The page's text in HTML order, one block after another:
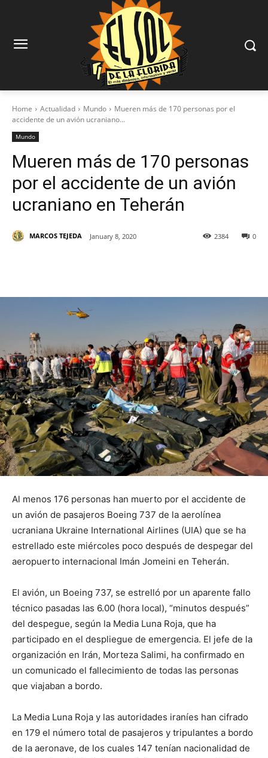
Home Actualidad Mundo
Mueren más de 170 personas por el
accidente de un avión ucraniano...
Mundo
Mueren más de 170 personas
por el accidente de un avión
ucraniano en Teherán
MARCOS TEJEDA January 8, 2020 0
2384
Al menos 176 personas han muerto por el accidente de
un avión de pasajeros Boeing 737 de la aerolínea
ucraniana Ukraine International Airlines (UIA) que se ha
estrellado este miércoles poco después de despegar del
aeropuerto internacional Imán Jomeini en Teherán.
El avión, un Boeing 737, se estrelló por un aparente fallo
técnico pasadas las 6.00 (hora local), “minutos después”
del despegue, según la Media Luna Roja, que ha
participado en el despliegue de emergencia. El jefe de la
organización en Irán, Morteza Salimi, ha confirmado en
un comunicado el fallecimiento de todas las personas
que viajaban a bordo.
La Media Luna Roja y las autoridades iraníes han cifrado
en 179 el número total de pasajeros y tripulantes a bordo
de la aeronave, de los cuales 147 tenían nacionalidad de